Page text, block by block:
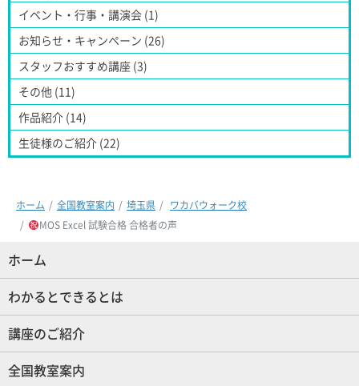
イベント・行事・講演会 (1)
お知らせ・キャンペーン (26)
スタッフおすすめ講座 (3)
その他 (11)
作品紹介 (14)
生徒様のご紹介 (22)
ホーム 全国教室案内 埼玉県
ワカバウォーク校
MOS Excel 試験合格 合格者の声
ホーム
わかるとできるとは
講座のご紹介
全国教室案内